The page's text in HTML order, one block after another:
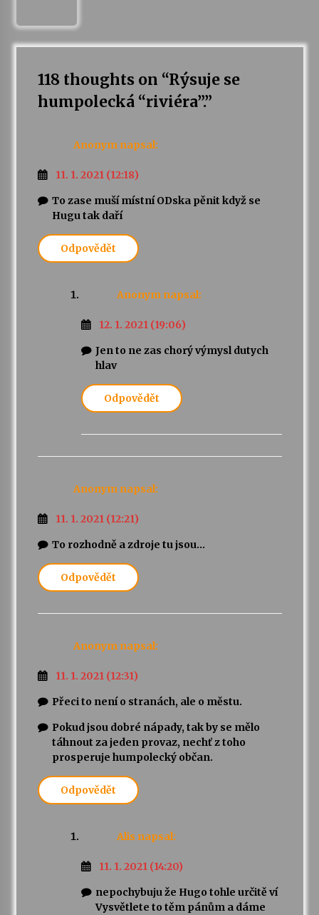
118 thoughts on “Rýsuje se
humpolecká “riviéra”.”
Anonym napsal:
11. 1. 2021 (12:18)
To zase muší místní ODska pěnit když se
Hugu tak daří
Odpovědět
Anonym napsal:
12. 1. 2021 (19:06)
Jen to ne zas chorý výmysl dutych
hlav
Odpovědět
Anonym napsal:
11. 1. 2021 (12:21)
To rozhodně a zdroje tu jsou…
Odpovědět
Anonym napsal:
11. 1. 2021 (12:31)
Přeci to není o stranách, ale o městu.
Pokud jsou dobré nápady, tak by se mělo
táhnout za jeden provaz, nechť z toho
prosperuje humpolecký občan.
Odpovědět
Alis napsal:
11. 1. 2021 (14:20)
nepochybuju že Hugo tohle určitě ví
Vysvětlete to těm pánům a dáme